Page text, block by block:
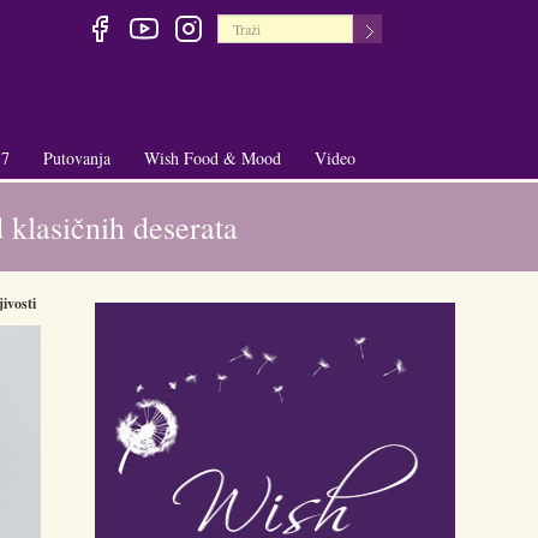
+
Putovanja
+
Wish Food & Mood Video
deserata